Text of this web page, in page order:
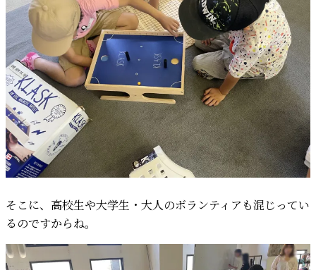
そこに、高校生や大学生・大人のボランティアも混じってい
るのですからね。